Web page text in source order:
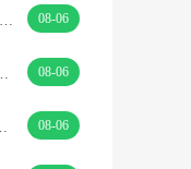
08-06
08-06
08-06